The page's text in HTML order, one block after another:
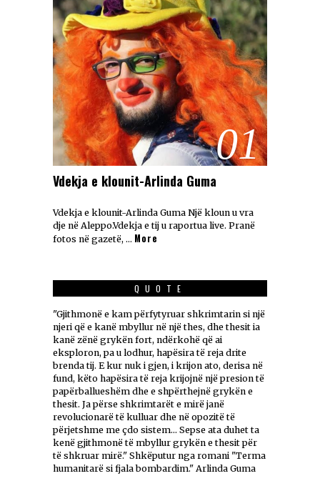
01
Vdekja e klounit-Arlinda Guma
Vdekja e klounit-Arlinda Guma Një kloun u vra
dje në Aleppo.Vdekja e tij u raportua live. Pranë
fotos në gazetë, … More
QUOTE
"Gjithmonë e kam përfytyruar shkrimtarin si një
njeri që e kanë mbyllur në një thes, dhe thesit ia
kanë zënë grykën fort, ndërkohë që ai
eksploron, pa u lodhur, hapësira të reja drite
brenda tij. E kur nuk i gjen, i krijon ato, derisa në
fund, këto hapësira të reja krijojnë një presion të
papërballueshëm dhe e shpërthejnë grykën e
thesit. Ja përse shkrimtarët e mirë janë
revolucionarë të kulluar dhe në opozitë të
përjetshme me çdo sistem... Sepse ata duhet ta
kenë gjithmonë të mbyllur grykën e thesit për
të shkruar mirë." Shkëputur nga romani "Terma
humanitarë si fjala bombardim." Arlinda Guma